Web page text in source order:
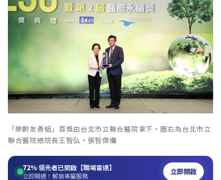
「樂齡友善組」首獎由台北市立聯合醫院拿下。圖右為台北市立
聯合醫院總院長王智弘。張智傑攝
72%領先者已開啟【職場雷達】
立即開通！解鎖專屬服務 立即開啟